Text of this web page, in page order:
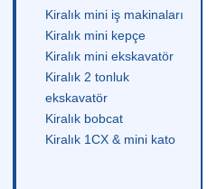
Kiralık mini iş makinaları
Kiralık mini kepçe
Kiralık mini ekskavatör
Kiralık 2 tonluk
ekskavatör
Kiralık bobcat
Kiralık 1CX & mini kato